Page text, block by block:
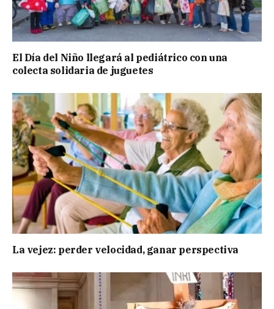
El Día del Niño llegará al pediátrico con una
colecta solidaria de juguetes
La vejez: perder velocidad, ganar perspectiva